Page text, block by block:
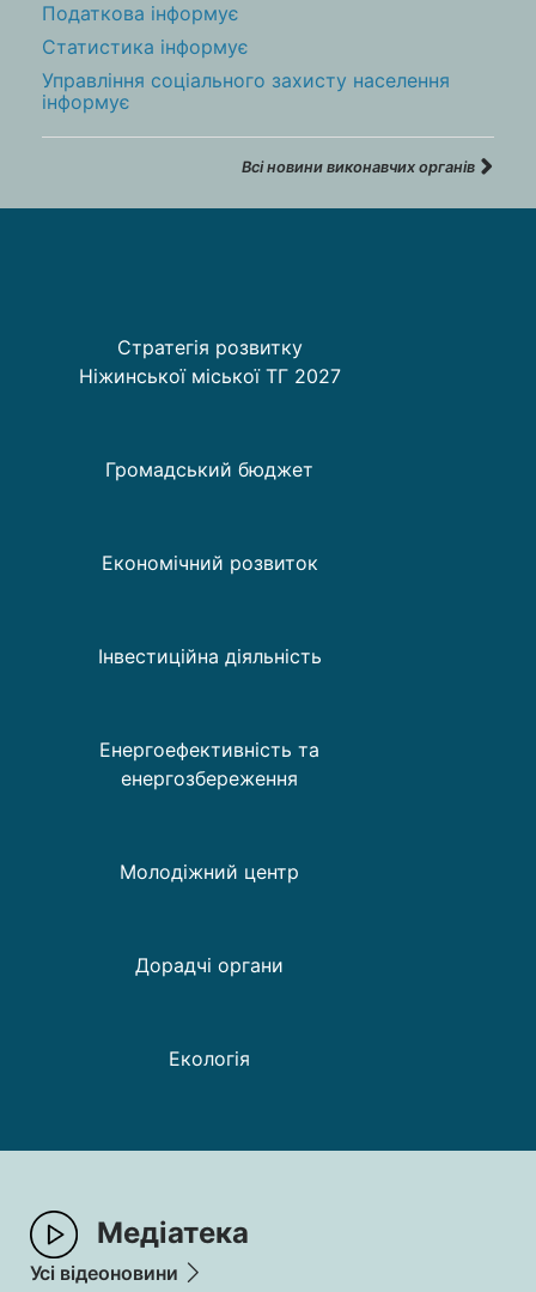
Податкова інформує
Статистика інформує
Управління соціального захисту населення
інформує
Всі новини виконавчих органів
Стратегія розвитку
Ніжинської міської ТГ 2027
Громадський бюджет
Економічний розвиток
Інвестиційна діяльність
Енергоефективність та
енергозбереження
Молодіжний центр
Дорадчі органи
Екологія
Медіатека
Усі відеоновини